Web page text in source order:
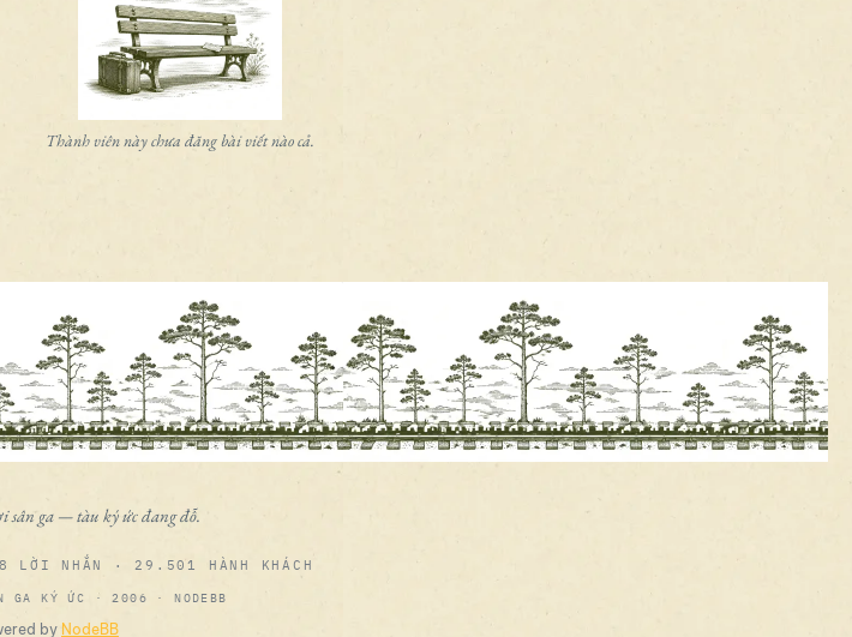
Thành viên này chưa đăng bài viết nào cả.
sân ga — tàu ký ức đang đỗ.
LỜI NHẮN · 29.501 HÀNH KHÁCH
GA KÝ ỨC · 2006 · NODEBB
by NodeBB